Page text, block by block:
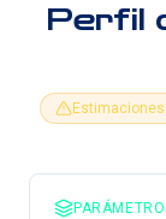
Perfil
Estimaciones